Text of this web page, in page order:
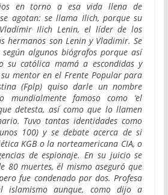
en torno a esa vida llena de
agotan: se llama Ilich, porque su
Ilich Lenin, el líder de los
hermanos son Lenin y Vladimir. Se
algunos biógrafos porque así
su católica mamá a escondidas y
mentor en el Frente Popular para
(Fplp) quiso darle un nombre
mundialmente famoso como ‘el
detesta, así como que lo llamen
Tuvo tantas identidades como
100) y se debate acerca de si
KGB o la norteamericana CIA, o
de espionaje. En su juicio se
80 muertes, él mismo aseguró que
fue condenado por dos. Profesa
islamismo aunque, como dijo a